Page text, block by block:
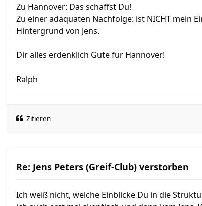
Zu Hannover: Das schaffst Du!
Zu einer adäquaten Nachfolge: ist NICHT mein
Hintergrund von Jens.
Dir alles erdenklich Gute für Hannover!
Ralph
Zitieren
Re: Jens Peters (Greif-Club) verstorben
Ich weiß nicht, welche Einblicke Du in die